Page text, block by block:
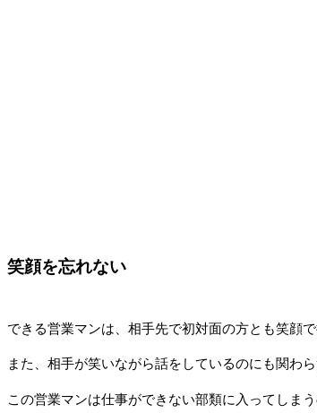
笑顔を忘れない
できる営業マンは、相手先で初対面の方とも笑顔
また、相手が笑いながら話をしているのにも関わ
この営業マンは仕事ができない部類に入ってしま